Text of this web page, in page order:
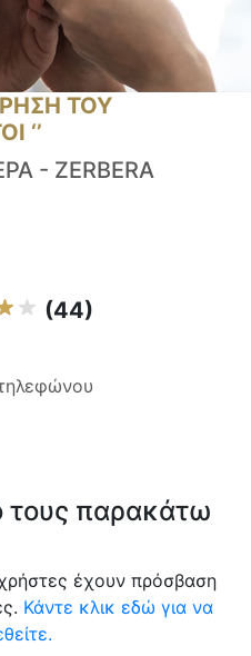
ΤΟΥ
‘’
- ZERBERA
(44)
τους παρακάτω
έχουν πρόσβαση
Κάντε κλικ εδώ για να